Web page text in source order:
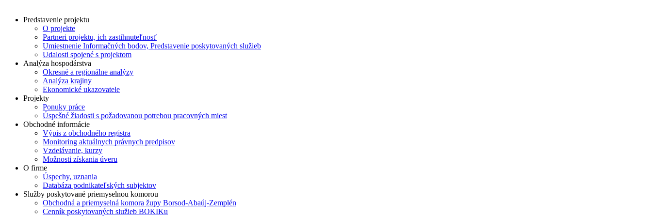
Predstavenie projektu
O projekte
Partneri projektu, ich zastihnuteľnosť
Umiestnenie Informačných bodov, Predstavenie poskytovaných služieb
Udalosti spojené s projektom
Analýza hospodárstva
Okresné a regionálne analýzy
Analýza krajiny
Ekonomické ukazovatele
Projekty
Ponuky práce
Úspešné žiadosti s požadovanou potrebou pracovných miest
Obchodné informácie
Výpis z obchodného registra
Monitoring aktuálnych právnych predpisov
Vzdelávanie, kurzy
Možnosti získania úveru
O firme
Úspechy, uznania
Databáza podnikateľských subjektov
Služby poskytované priemyselnou komorou
Obchodná a priemyselná komora župy Borsod-Abaúj-Zemplén
Cenník poskytovaných služieb BOKIKu